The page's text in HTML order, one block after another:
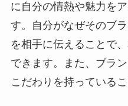
に自分の情熱や魅力を
す。自分がなぜそのブ
を相手に伝えることで
できます。また、ブラ
こだわりを持っているこ